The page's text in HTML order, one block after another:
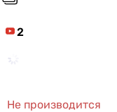
2
Не производится